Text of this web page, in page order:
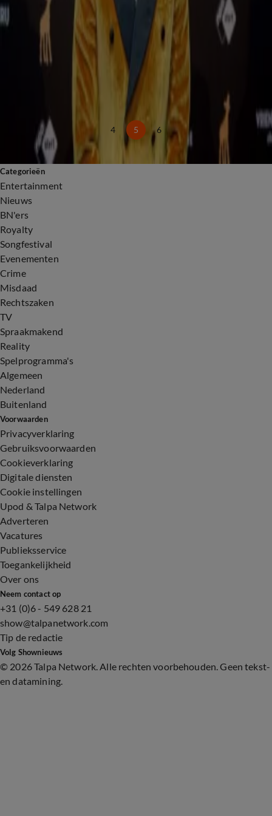
Paul de Leeuw trakteert fans voor zijn 65e verjaardag in Ahoy
18 apr, 16:51
K3 Originals kondigen onverwachts nieuws aan na reeks in Ahoy
14 apr, 08:28
Justin Bieber over optreden bij Coachella: 'Bijzondere avond'
Loverboy: Vertrouw Niemand trekt nu al genoeg bezoekers voor Gouden Film
4 5 6
Categorieën
Entertainment
Nieuws
BN'ers
Royalty
Songfestival
Evenementen
Crime
Misdaad
Rechtszaken
TV
Spraakmakend
Reality
Spelprogramma's
Algemeen
Nederland
Buitenland
Voorwaarden
Privacyverklaring
Gebruiksvoorwaarden
Cookieverklaring
Digitale diensten
Cookie instellingen
Upod & Talpa Network
Adverteren
Vacatures
Publieksservice
Toegankelijkheid
Over ons
Neem contact op
+31 (0)6 - 549 628 21
show@talpanetwork.com
Tip de redactie
Volg Shownieuws
© 2026 Talpa Network. Alle rechten voorbehouden. Geen tekst-
en datamining.